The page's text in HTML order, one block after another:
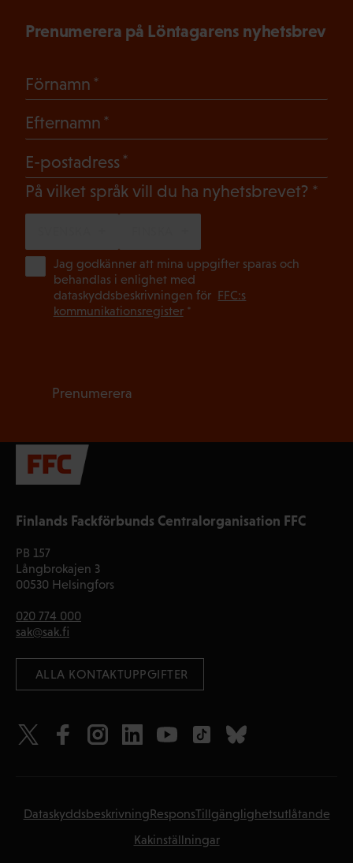
Finlands Fackförbunds Centralorganisation FFC
PB 157
Långbrokajen 3
00530 Helsingfors
020 774 000
sak@sak.fi
ALLA KONTAKTUPPGIFTER
Prenumerera på Löntagarens nyhetsbrev
Förnamn
Efternamn
E-postadress
På vilket språk vill du ha nyhetsbrevet?
Jag godkänner att mina uppgifter sparas och
behandlas i enlighet med
dataskyddsbeskrivningen för FFC:s
kommunikationsregister*
Prenumerera
DataskyddsbeskrivningResponsTillgänglighetsutlåtande
Kakinställningar